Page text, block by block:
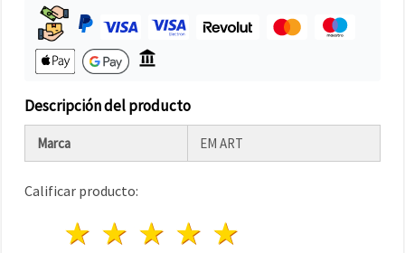
Descripción del producto
Marca EM ART
Calificar producto:
4 estrellas
3 estrellas
2 estrellas
1 estrella